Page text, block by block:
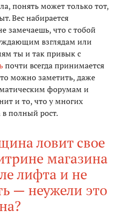
понять может только тот,
Вес набирается
замечаешь, что с тобой
взглядам или
ты и так привык с
почти всегда принимается
можно заметить, даже
форумам и
и то, что у многих
в полный рост.
ловит свое
магазина
лифта и не
— неужели это